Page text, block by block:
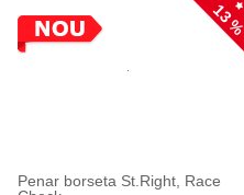
13 %
Penar borseta St.Right, Race